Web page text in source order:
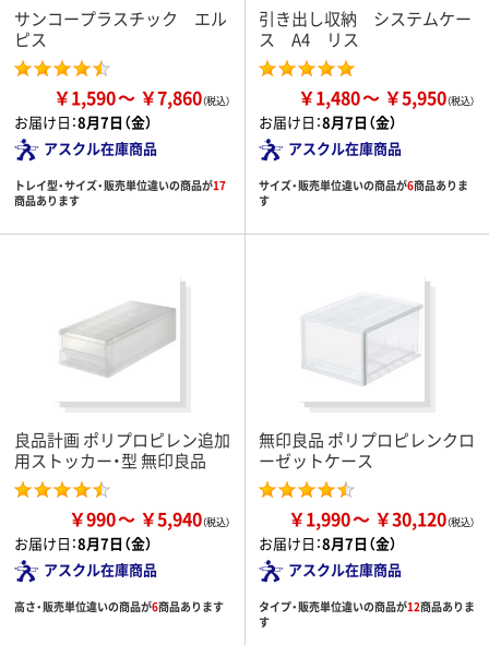
サンコープラスチック エル
ピス
￥1,590 ￥7,860
お届け日：8月7日（金）
アスクル在庫商品
トレイ型・サイズ・販売単位違いの商品が17
商品あります
引き出し収納 システムケー
ス A4 リス
￥1,480 ￥5,950
お届け日：8月7日（金）
アスクル在庫商品
サイズ・販売単位違いの商品が6商品ありま
す
良品計画 ポリプロピレン追加
用ストッカー・型 無印良品
￥990 ￥5,940
お届け日：8月7日（金）
アスクル在庫商品
高さ・販売単位違いの商品が6商品あります
無印良品 ポリプロピレンクロ
ーゼットケース
￥1,990 ￥30,120
お届け日：8月7日（金）
アスクル在庫商品
タイプ・販売単位違いの商品が12商品ありま
す